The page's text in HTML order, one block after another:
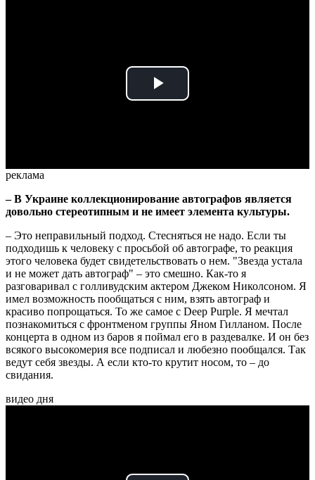
Play
реклама
– В Украине коллекционирование автографов является
довольно стереотипным и не имеет элемента культуры.
– Это неправильный подход. Стесняться не надо. Если ты
подходишь к человеку с просьбой об автографе, то реакция
этого человека будет свидетельствовать о нем. "Звезда устала
и не может дать автограф" – это смешно. Как-то я
разговаривал с голливудским актером Джеком Николсоном. Я
имел возможность пообщаться с ним, взять автограф и
красиво попрощаться. То же самое с Deep Purple. Я мечтал
познакомиться с фронтменом группы Яном Гилланом. После
концерта в одном из баров я поймал его в раздевалке. И он без
всякого высокомерия все подписал и любезно пообщался. Так
ведут себя звезды. А если кто-то крутит носом, то – до
свидания.
видео дня